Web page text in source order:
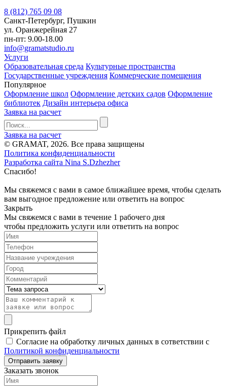
8 (812) 765 09 08
Санкт-Петербург, Пушкин
ул. Оранжерейная 27
пн-пт: 9.00-18.00
info@gramatstudio.ru
Услуги
Образовательная среда Культурные пространства
Государственные учреждения Коммерческие помещения
Популярное
Оформление школ Оформление детских садов Оформление
библиотек Дизайн интерьера офиса
Заявка на расчет
Заявка на расчет
© GRAMAT, 2026. Все права защищены
Политика конфиденциальности
Разработка сайта Nina S.Dzhezher
Спасибо!
Мы свяжемся с вами в самое ближайшее время, чтобы сделать
вам выгодное предложение или ответить на вопрос
Закрыть
Мы свяжемся с вами в течение 1 рабочего дня
чтобы предложить услуги или ответить на вопрос
Прикрепить файл
Согласие на обработку личных данных в сответствии с
Политикой конфиденциальности
Заказать звонок